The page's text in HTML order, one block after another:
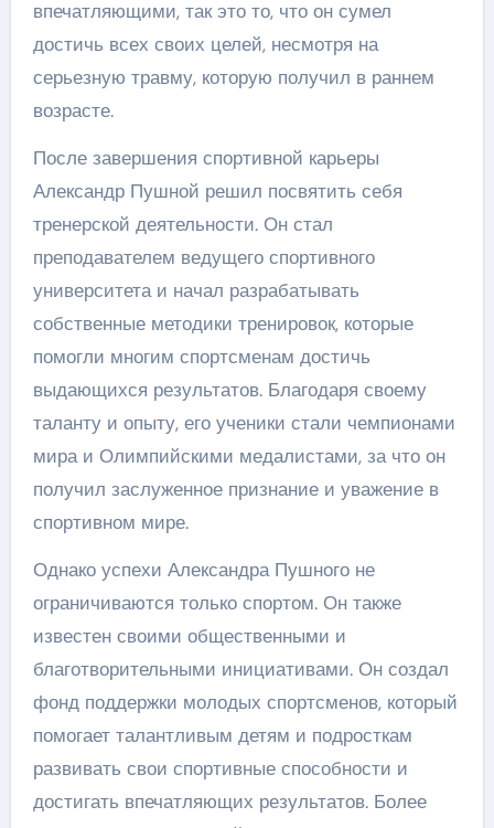
впечатляющими, так это то, что он сумел
достичь всех своих целей, несмотря на
серьезную травму, которую получил в раннем
возрасте.
После завершения спортивной карьеры
Александр Пушной решил посвятить себя
тренерской деятельности. Он стал
преподавателем ведущего спортивного
университета и начал разрабатывать
собственные методики тренировок, которые
помогли многим спортсменам достичь
выдающихся результатов. Благодаря своему
таланту и опыту, его ученики стали чемпионами
мира и Олимпийскими медалистами, за что он
получил заслуженное признание и уважение в
спортивном мире.
Однако успехи Александра Пушного не
ограничиваются только спортом. Он также
известен своими общественными и
благотворительными инициативами. Он создал
фонд поддержки молодых спортсменов, который
помогает талантливым детям и подросткам
развивать свои спортивные способности и
достигать впечатляющих результатов. Более